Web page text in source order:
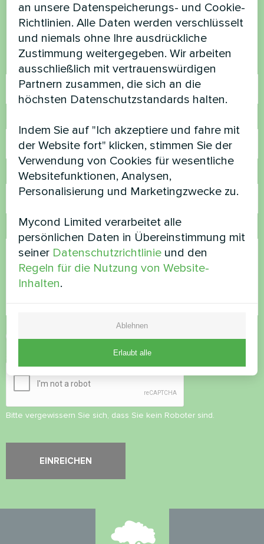
Kontaktieren Sie uns und wir werden Ihnen
helfen
Name
E-Mail
Kommentar
Bitte vergewissern Sie sich, dass Sie kein Roboter sind.
an unsere Datenspeicherungs- und Cookie-
Richtlinien. Alle Daten werden verschlüsselt
und niemals ohne Ihre ausdrückliche
Zustimmung weitergegeben. Wir arbeiten
ausschließlich mit vertrauenswürdigen
Partnern zusammen, die sich an die
höchsten Datenschutzstandards halten.
Indem Sie auf "Ich akzeptiere und fahre mit
der Website fort" klicken, stimmen Sie der
Verwendung von Cookies für wesentliche
Websitefunktionen, Analysen,
Personalisierung und Marketingzwecke zu.
Mycond Limited verarbeitet alle
persönlichen Daten in Übereinstimmung mit
seiner Datenschutzrichtlinie und den
Regeln für die Nutzung von Website-
Inhalten.
Ablehnen
Erlaubt alle